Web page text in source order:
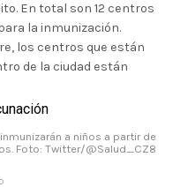
En total son 12 centros
la inmunización.
los centros que están
de la ciudad están
a niños a partir de
Foto: Twitter/@Salud_CZ8